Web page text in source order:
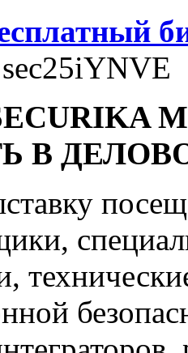
sec25iYNVE
В